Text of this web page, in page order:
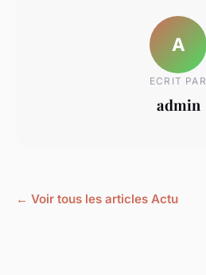
A
ECRIT PAR
admin
← Voir tous les articles Actu